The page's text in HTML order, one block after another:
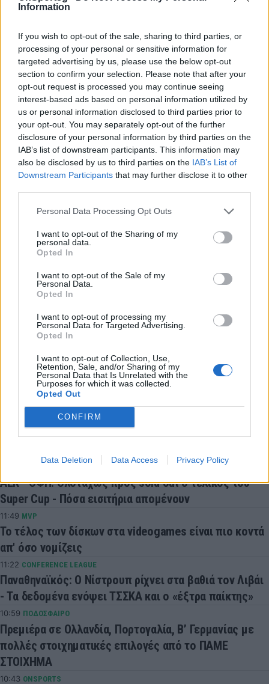
Information
If you wish to opt-out of the sale, sharing to third parties, or
processing of your personal or sensitive information for
targeted advertising by us, please use the below opt-out
section to confirm your selection. Please note that after your
opt-out request is processed you may continue seeing
interest-based ads based on personal information utilized by
us or personal information disclosed to third parties prior to
your opt-out. You may separately opt-out of the further
disclosure of your personal information by third parties on the
IAB’s list of downstream participants. This information may
also be disclosed by us to third parties on the IAB’s List of
Downstream Participants that may further disclose it to other
Personal Data Processing Opt Outs
I want to opt-out of the Sharing of my
personal data.
Opted In
I want to opt-out of the Sale of my
Personal Data.
Opted In
I want to opt-out of processing my
Personal Data for Targeted Advertising.
Opted In
I want to opt-out of Collection, Use,
Retention, Sale, and/or Sharing of my
Personal Data that Is Unrelated with the
Purposes for which it was collected.
Opted Out
CONFIRM
Data Deletion Data Access Privacy Policy
Τέρενς Ουίλιαμς
του Μάικ Μαλόουν ενόψει του2014-15και ίσως
για συμπληρωματική θέση του ρόστερ της επόμενης
σεζόν.
Παιχνίδι από παντού στη Novibet με το
νέο Mobile App
Κάσπι Όμρι Κάζινς Ντε Μάρκους
Μόρλαντ Έρικ
COMMENTS
Συνδεθείτε για να σχολιάσετε
ΑΕΚ - ΟΦΗ: Ολοταχώς προς sold out ο τελικός του
Super Cup - Πόσα εισιτήρια απομένουν
11:49 MVP
Το τέλος των δίσκων στα videogames είναι πιο κοντά
απ' όσο νομίζεις
11:22 CONFERENCE LEAGUE
Παναθηναϊκός: Ο Νίστρουπ ρίχνει στα βαθιά τον Λιβάι
- Τα δεδομένα ενόψει ΤΣΣΚΑ και ο «έξτρα παίκτης»
10:59 ΠΟΔΟΣΦΑΙΡΟ
Πρεμιέρα σε Ολλανδία, Πορτογαλία, Β’ Γερμανίας με
πολλές στοιχηματικές επιλογές από το ΠΑΜΕ
ΣΤΟΙΧΗΜΑ
10:43 ONSPORTS